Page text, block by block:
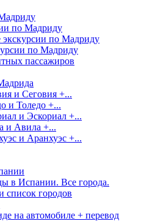
по Мадриду
по Мадриду
по Мадриду
пассажиров
и Сеговия +...
и Толедо +...
и Эскориал +...
и Авила +...
и Аранхуэс +...
в Испании. Все города.
список городов
на автомобиле + перевод